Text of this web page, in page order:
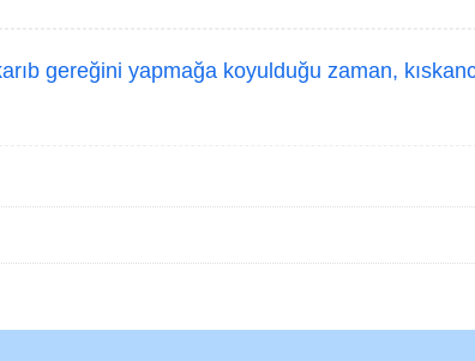
gereğini yapmağa koyulduğu zaman,